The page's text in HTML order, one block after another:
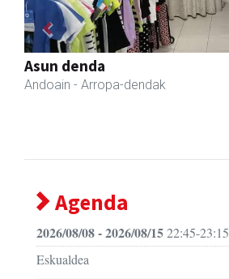
Transportes Lakunza
Asteasu - Garraioak
Previous
Agenda
2026/08/08 - 2026/08/1522:45-23:15
Eskualdea